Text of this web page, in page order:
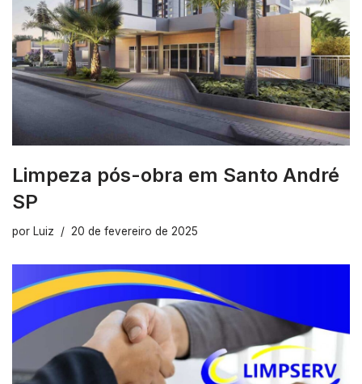
Limpeza pós-obra em Santo André
SP
por Luiz 20 de fevereiro de 2025